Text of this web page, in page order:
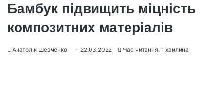
Бамбук підвищить міцність
композитних матеріалів
Анатолій Шевченко 22.03.2022 Час читання: 1 хвилина